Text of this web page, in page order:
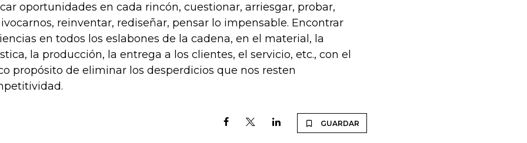
oportunidades en cada rincón, cuestionar, arriesgar, probar,
reinventar, rediseñar, pensar lo impensable. Encontrar
en todos los eslabones de la cadena, en el material, la
la producción, la entrega a los clientes, el servicio, etc., con el
propósito de eliminar los desperdicios que nos resten
GUARDAR